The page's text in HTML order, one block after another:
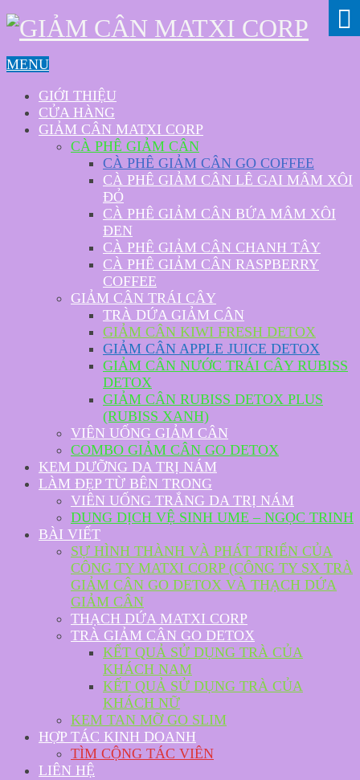
MENU
GIỚI THIỆU
CỬA HÀNG
GIẢM CÂN MATXI CORP
CÀ PHÊ GIẢM CÂN
CÀ PHÊ GIẢM CÂN GO COFFEE
CÀ PHÊ GIẢM CÂN LÊ GAI MÂM XÔI
ĐỎ
CÀ PHÊ GIẢM CÂN BỨA MÂM XÔI
ĐEN
CÀ PHÊ GIẢM CÂN CHANH TÂY
CÀ PHÊ GIẢM CÂN RASPBERRY
COFFEE
GIẢM CÂN TRÁI CÂY
TRÀ DỨA GIẢM CÂN
GIẢM CÂN KIWI FRESH DETOX
GIẢM CÂN APPLE JUICE DETOX
GIẢM CÂN NƯỚC TRÁI CÂY RUBISS
DETOX
GIẢM CÂN RUBISS DETOX PLUS
(RUBISS XANH)
VIÊN UỐNG GIẢM CÂN
COMBO GIẢM CÂN GO DETOX
KEM DƯỠNG DA TRỊ NÁM
LÀM ĐẸP TỪ BÊN TRONG
VIÊN UỐNG TRẮNG DA TRỊ NÁM
DUNG DỊCH VỆ SINH UME – NGỌC TRINH
BÀI VIẾT
SỰ HÌNH THÀNH VÀ PHÁT TRIỂN CỦA
CÔNG TY MATXI CORP (CÔNG TY SX TRÀ
GIẢM CÂN GO DETOX VÀ THẠCH DỨA
GIẢM CÂN
THẠCH DỨA MATXI CORP
TRÀ GIẢM CÂN GO DETOX
KẾT QUẢ SỬ DỤNG TRÀ CỦA
KHÁCH NAM
KẾT QUẢ SỬ DỤNG TRÀ CỦA
KHÁCH NỮ
KEM TAN MỠ GO SLIM
HỢP TÁC KINH DOANH
TÌM CỘNG TÁC VIÊN
LIÊN HỆ